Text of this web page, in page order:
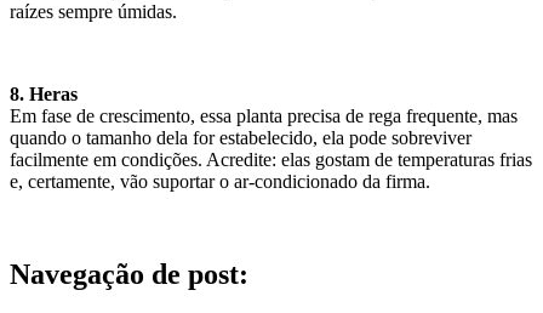
raízes sempre úmidas.
8. Heras
Em fase de crescimento, essa planta precisa de rega frequente, mas
quando o tamanho dela for estabelecido, ela pode sobreviver
facilmente em condições. Acredite: elas gostam de temperaturas frias
e, certamente, vão suportar o ar-condicionado da firma.
Navegação de post: